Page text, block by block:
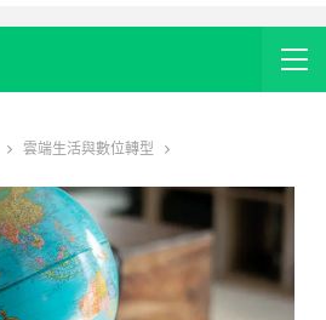
雲端生活與數位轉型